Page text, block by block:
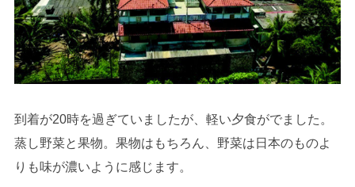
到着が20時を過ぎていましたが、軽い夕食がでました。
蒸し野菜と果物。果物はもちろん、野菜は日本のものよ
りも味が濃いように感じます。